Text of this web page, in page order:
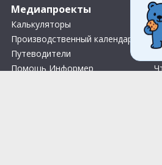
Медиапроекты
Калькуляторы
Производственный календарь
Путеводители
Помощь Информер